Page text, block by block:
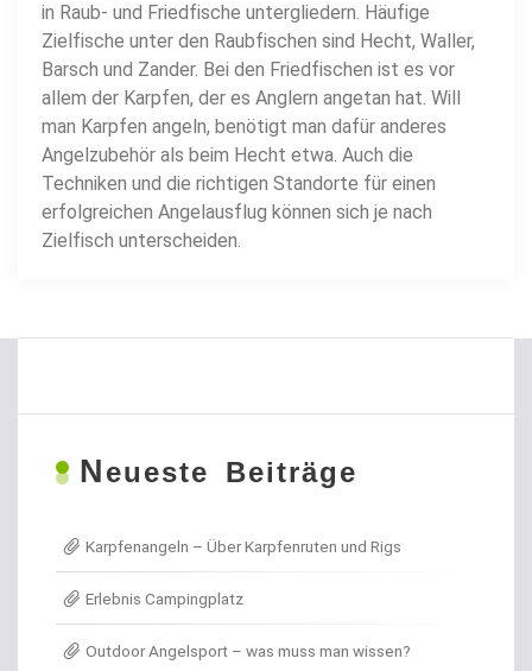
in Raub- und Friedfische untergliedern. Häufige
Zielfische unter den Raubfischen sind Hecht, Waller,
Barsch und Zander. Bei den Friedfischen ist es vor
allem der Karpfen, der es Anglern angetan hat. Will
man Karpfen angeln, benötigt man dafür anderes
Angelzubehör als beim Hecht etwa. Auch die
Techniken und die richtigen Standorte für einen
erfolgreichen Angelausflug können sich je nach
Zielfisch unterscheiden.
Neueste Beiträge
Karpfenangeln – Über Karpfenruten und Rigs
Erlebnis Campingplatz
Outdoor Angelsport – was muss man wissen?